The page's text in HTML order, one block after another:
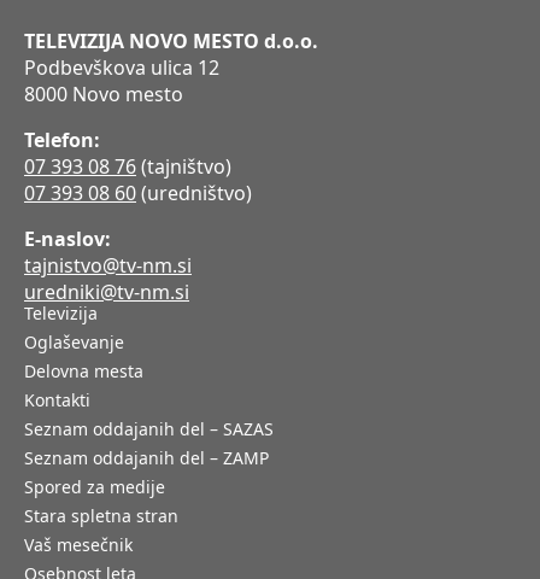
TELEVIZIJA NOVO MESTO d.o.o.
Podbevškova ulica 12
8000 Novo mesto
Telefon:
07 393 08 76(tajništvo)
07 393 08 60(uredništvo)
E-naslov:
tajnistvo@tv-nm.si
uredniki@tv-nm.si
Televizija
Oglaševanje
Delovna mesta
Kontakti
Seznam oddajanih del – SAZAS
Seznam oddajanih del – ZAMP
Spored za medije
Stara spletna stran
Vaš mesečnik
Osebnost leta